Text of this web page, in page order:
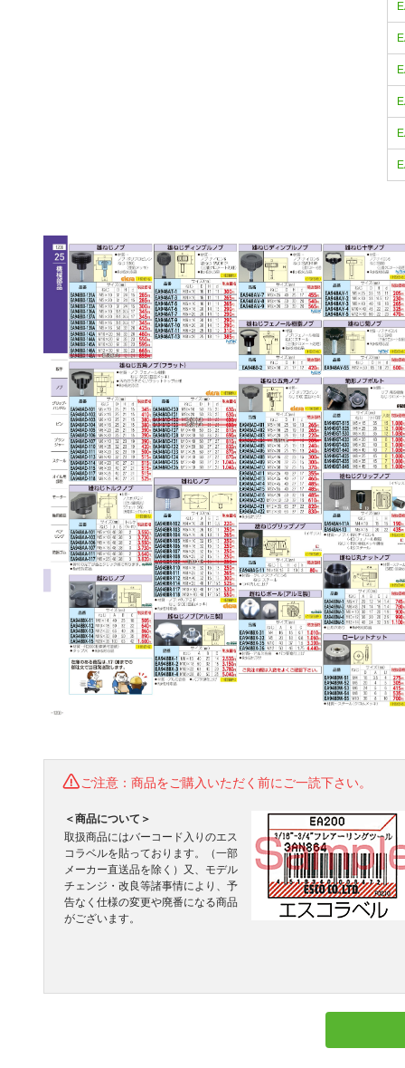
ご注意：商品をご購入いただく前にご一読下さい。
＜商品について＞
取扱商品にはバーコード入りのエス
コラベルを貼っております。（一部
メーカー直送品を除く）又、モデル
チェンジ・改良等諸事情により、予
告なく仕様の変更や廃番になる商品
がございます。